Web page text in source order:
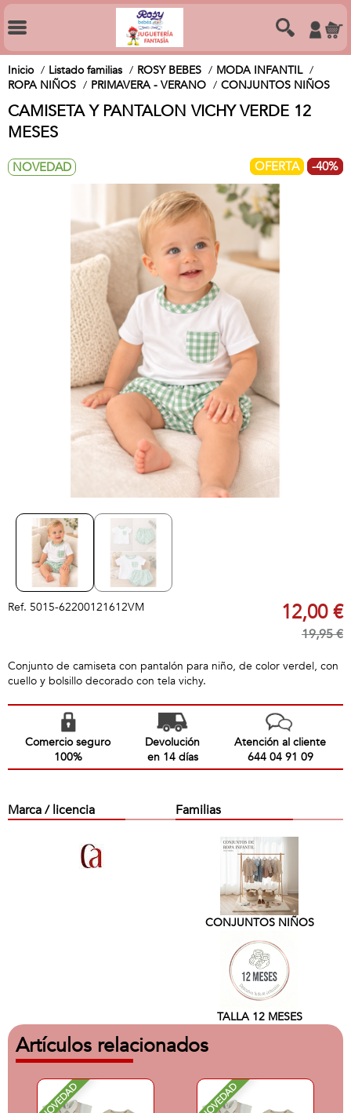
Inicio Listado familias ROSY BEBES
MODA INFANTIL
ROPA NIÑOS
PRIMAVERA - VERANO CONJUNTOS NIÑOS
CAMISETA Y PANTALON VICHY VERDE 12
MESES
NOVEDAD OFERTA -40%
Ref. 5015-62200121612VM 12,00 €
19,95 €
Conjunto de camiseta con pantalón para niño, de color verdel, con
cuello y bolsillo decorado con tela vichy.
Comercio seguro
100%
Devolución
en 14 días
Atención al cliente
644 04 91 09
Marca / licencia Familias
CONJUNTOS NIÑOS
TALLA 12 MESES
Artículos relacionados
NOVEDAD NOVEDAD